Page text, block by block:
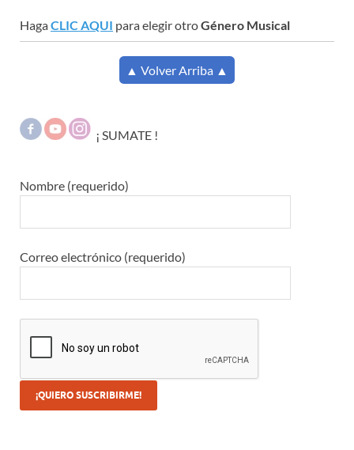
HagaCLIC AQUI para elegir otroGénero Musical
▲ Volver Arriba ▲
¡ SUMATE !
Nombre (requerido)
Correo electrónico (requerido)